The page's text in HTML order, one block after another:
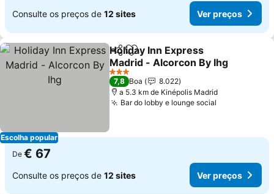
Consulte os preços de 12 sites Ver preços
Escolha popular
PartilharAdicionar aos favoritos
Holiday Inn Express
Madrid - Alcorcon By Ihg
3 Estrelas
7,8 Boa
8.022
a 5.3 km de Kinépolis Madrid
Bar do lobby e lounge social
De € 67
Consulte os preços de 12 sites Ver preços